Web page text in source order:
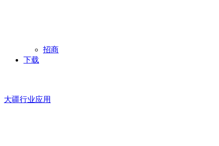
招商
下载
大疆行业应用